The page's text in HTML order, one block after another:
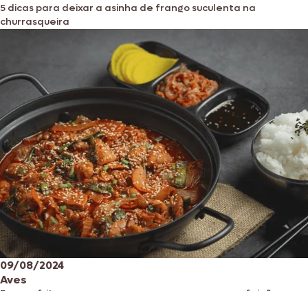
5 dicas para deixar a asinha de frango suculenta na
churrasqueira
09/08/2024
Aves